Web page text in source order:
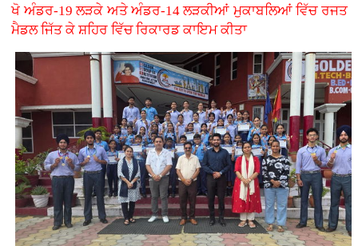
ਖੋ ਅੰਡਰ-19 ਲੜਕੇ ਅਤੇ ਅੰਡਰ-14 ਲੜਕੀਆਂ ਮੁਕਾਬਲਿਆਂ ਵਿੱਚ ਰਜਤ
ਮੈਡਲ ਜਿੱਤ ਕੇ ਸ਼ਹਿਰ ਵਿੱਚ ਰਿਕਾਰਡ ਕਾਇਮ ਕੀਤਾ